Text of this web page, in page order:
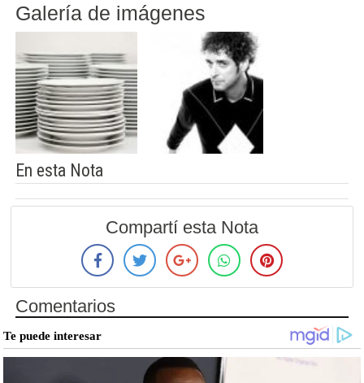
Galería de imágenes
En esta Nota
Compartí esta Nota
Comentarios